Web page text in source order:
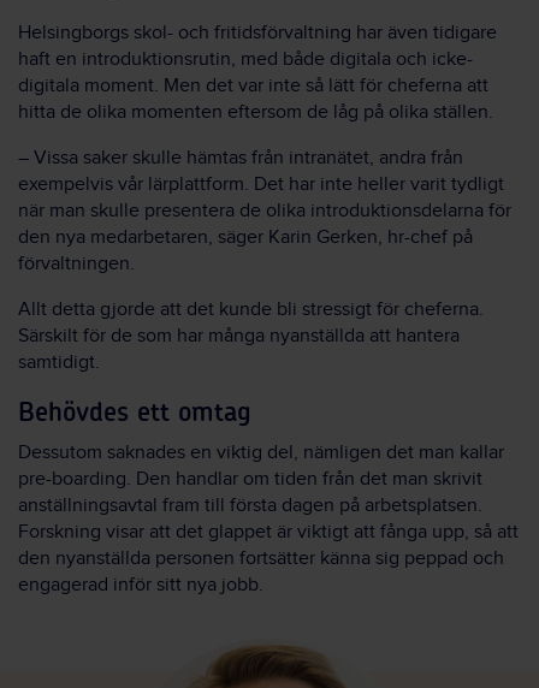
Helsingborgs skol- och fritidsförvaltning har även tidigare
haft en introduktionsrutin, med både digitala och icke-
digitala moment. Men det var inte så lätt för cheferna att
hitta de olika momenten eftersom de låg på olika ställen.
– Vissa saker skulle hämtas från intranätet, andra från
exempelvis vår lärplattform. Det har inte heller varit tydligt
när man skulle presentera de olika introduktionsdelarna för
den nya medarbetaren, säger Karin Gerken, hr-chef på
förvaltningen.
Allt detta gjorde att det kunde bli stressigt för cheferna.
Särskilt för de som har många nyanställda att hantera
samtidigt.
Behövdes ett omtag
Dessutom saknades en viktig del, nämligen det man kallar
pre-boarding. Den handlar om tiden från det man skrivit
anställningsavtal fram till första dagen på arbetsplatsen.
Forskning visar att det glappet är viktigt att fånga upp, så att
den nyanställda personen fortsätter känna sig peppad och
engagerad inför sitt nya jobb.